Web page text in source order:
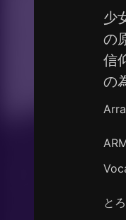
少
の
信
の
と